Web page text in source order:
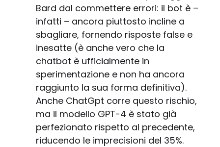
Bard dal commettere errori: il bot è –
infatti – ancora piuttosto incline a
sbagliare, fornendo risposte false e
inesatte (è anche vero che la
chatbot è ufficialmente in
sperimentazione e non ha ancora
raggiunto la sua forma definitiva).
Anche ChatGpt corre questo rischio,
ma il modello GPT-4 è stato già
perfezionato rispetto al precedente,
riducendo le imprecisioni del 35%.